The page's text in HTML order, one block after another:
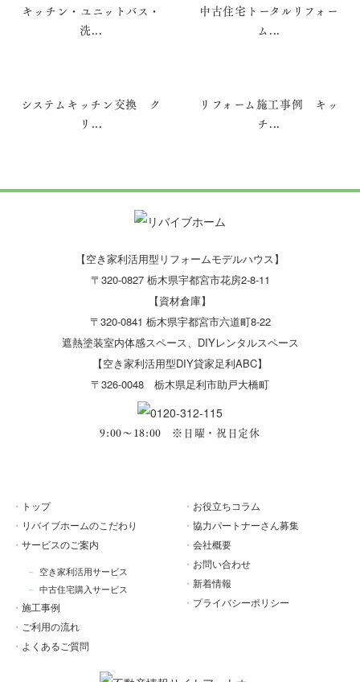
キッチン・ユニットバス・
洗...
中古住宅トータルリフォー
ム...
システムキッチン交換 ク
リ...
リフォーム施工事例 キッ
チ...
【空き家利活用型リフォームモデルハウス】
〒320-0827 栃木県宇都宮市花房2-8-11
【資材倉庫】
〒320-0841 栃木県宇都宮市六道町8-22
遮熱塗装室内体感スペース、DIYレンタルスペース
【空き家利活用型DIY貸家足利ABC】
〒326-0048 栃木県足利市助戸大橋町
9:00～18:00 ※日曜・祝日定休
トップ
リバイブホームのこだわり
サービスのご案内
空き家利活用サービス
中古住宅購入サービス
施工事例
ご利用の流れ
よくあるご質問
お役立ちコラム
協力パートナーさん募集
会社概要
お問い合わせ
新着情報
プライバシーポリシー